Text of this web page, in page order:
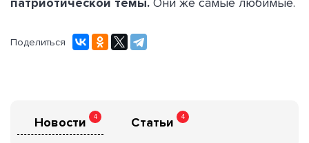
Поделиться
Новости 4 Статьи 4